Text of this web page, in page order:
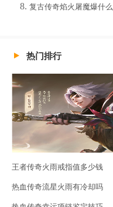
复古传奇焰火屠魔爆什么
热门排行
王者传奇火雨戒指值多少钱
热血传奇流星火雨有冷却吗